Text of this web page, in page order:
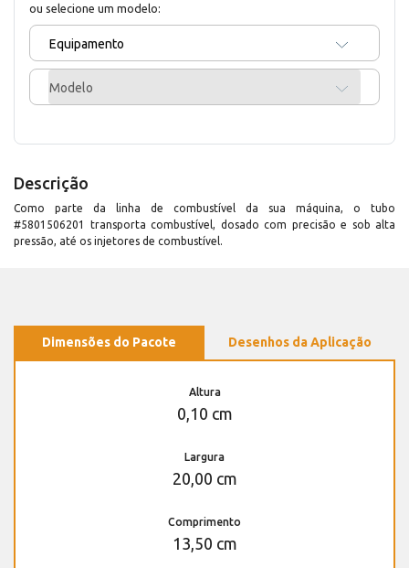
ou selecione um modelo:
Equipamento
Modelo
Descrição
Como parte da linha de combustível da sua máquina, o tubo
#5801506201 transporta combustível, dosado com precisão e sob alta
pressão, até os injetores de combustível.
Dimensões do Pacote Desenhos da Aplicação
Altura
0,10 cm
Largura
20,00 cm
Comprimento
13,50 cm